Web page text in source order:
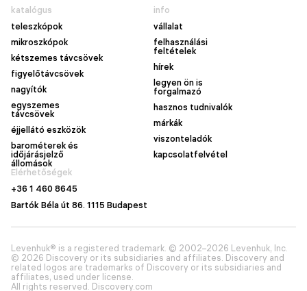
katalógus
teleszkópok
mikroszkópok
kétszemes távcsövek
figyelőtávcsövek
nagyítók
egyszemes
távcsövek
éjjellátó eszközök
barométerek és
időjárásjelző
állomások
info
vállalat
felhasználási
feltételek
hírek
legyen ön is
forgalmazó
hasznos tudnivalók
márkák
viszonteladók
kapcsolatfelvétel
Elérhetőségek
+36 1 460 8645
Bartók Béla út 86. 1115 Budapest
Levenhuk® is a registered trademark. © 2002–2026 Levenhuk, Inc.
© 2026 Discovery or its subsidiaries and affiliates. Discovery and
related logos are trademarks of Discovery or its subsidiaries and
affiliates, used under license.
All rights reserved. Discovery.com